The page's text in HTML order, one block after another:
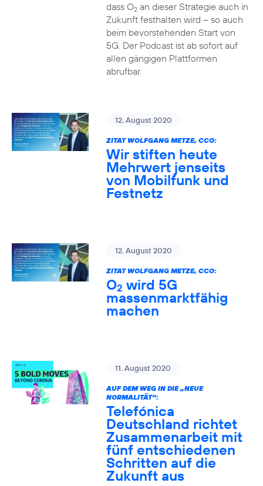
dass O2an dieser Strategie auch in
Zukunft festhalten wird – so auch
beim bevorstehenden Start von
5G. Der Podcast ist ab sofort auf
allen gängigen Plattformen
abrufbar.
12. August 2020
ZITAT WOLFGANG METZE, CCO:
Wir stiften heute
Mehrwert jenseits
von Mobilfunk und
Festnetz
12. August 2020
ZITAT WOLFGANG METZE, CCO:
O2 wird 5G
massenmarktfähig
machen
11. August 2020
AUF DEM WEG IN DIE „NEUE
NORMALITÄT“:
Telefónica
Deutschland richtet
Zusammenarbeit mit
fünf entschiedenen
Schritten auf die
Zukunft aus